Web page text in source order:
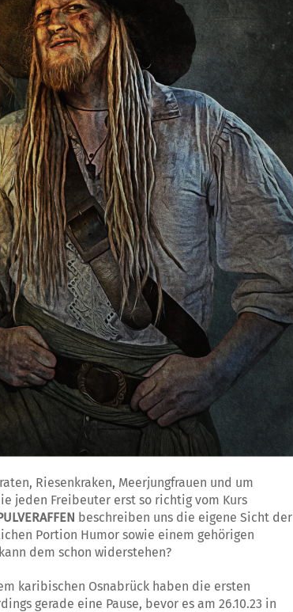
Riesenkraken, Meerjungfrauen und um
jeden Freibeuter erst so richtig vom Kurs
beschreiben uns die eigene Sicht der
Portion Humor sowie einem gehörigen
dem schon widerstehen?
karibischen Osnabrück haben die ersten
gerade eine Pause, bevor es am 26.10.23 in